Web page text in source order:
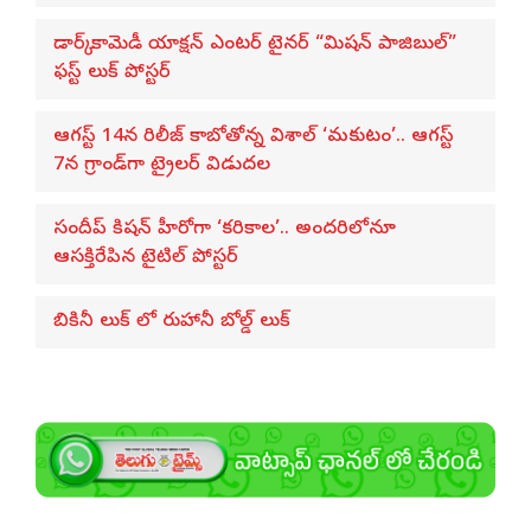
డార్క్ కామెడీ యాక్షన్ ఎంటర్ టైనర్ “మిషన్ పాజిబుల్”
ఫస్ట్ లుక్ పోస్టర్
ఆగస్ట్ 14న రిలీజ్ కాబోతోన్న విశాల్ ‘మకుటం’.. ఆగస్ట్
7న గ్రాండ్‌గా ట్రైలర్ విడుదల
సందీప్ కిషన్ హీరోగా ‘కరికాల’.. అందరిలోనూ
ఆసక్తిరేపిన టైటిల్ పోస్టర్
బికినీ లుక్ లో రుహానీ బోల్డ్ లుక్